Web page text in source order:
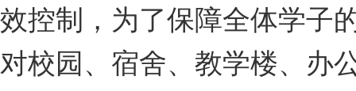
效控制，为了保障全体学子
对校园、宿舍、教学楼、办